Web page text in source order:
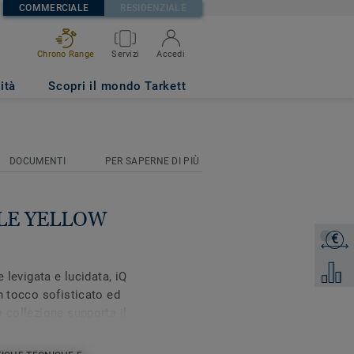
COMMERCIALE RESIDENZIALE
Chrono Range Servizi Accedi
Scopri il mondo Tarkett
€
Ottieni
DOCUMENTI PER SAPERNE DI PIÙ
YELLOW
levigata e lucidata, iQ
tocco sofisticato ed
collezione offre una